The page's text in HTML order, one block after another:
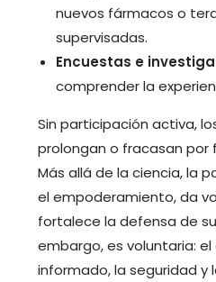
nuevos fármacos o
supervisadas.
Encuestas e
comprender la
Sin participación activa,
prolongan o fracasan
Más allá de la ciencia, la
el empoderamiento, da
fortalece la defensa de
embargo, es voluntaria:
informado, la seguridad y